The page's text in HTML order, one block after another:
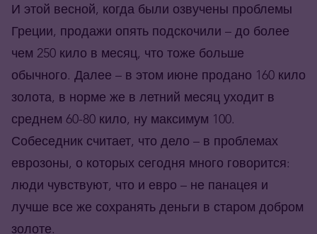
И этой весной, когда были озвучены проблемы
Греции, продажи опять подскочили – до более
чем 250 кило в месяц, что тоже больше
обычного. Далее – в этом июне продано 160 кило
золота, в норме же в летний месяц уходит в
среднем 60-80 кило, ну максимум 100.
Собеседник считает, что дело – в проблемах
еврозоны, о которых сегодня много говорится:
люди чувствуют, что и евро – не панацея и
лучше все же сохранять деньги в старом добром
золоте.